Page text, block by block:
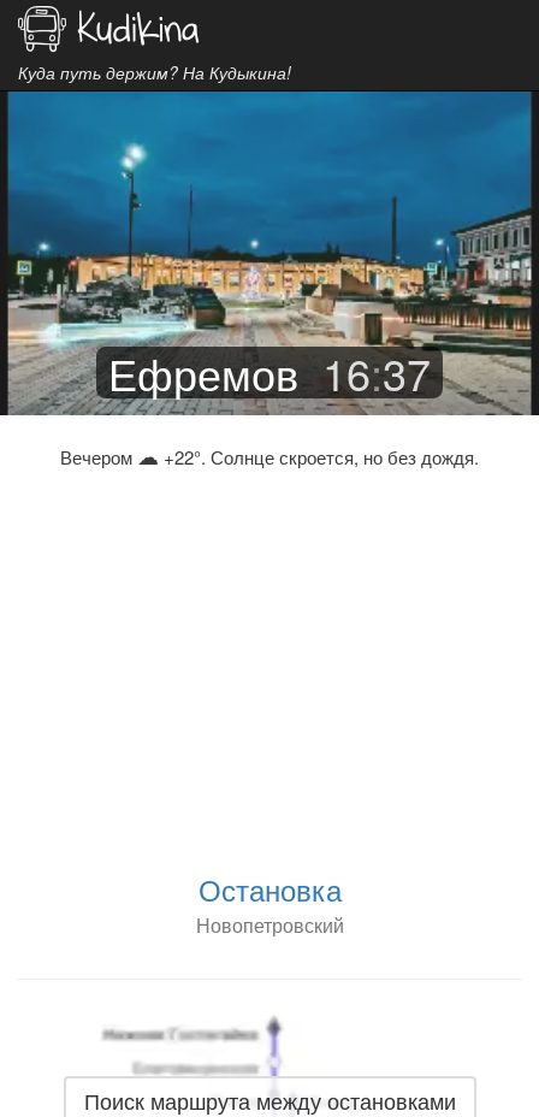
Куда путь держим? На Кудыкина!
Ефремов 16:37
Вечером ☁ +22°. Солнце скроется, но без дождя.
Остановка
Новопетровский
Поиск маршрута между остановками